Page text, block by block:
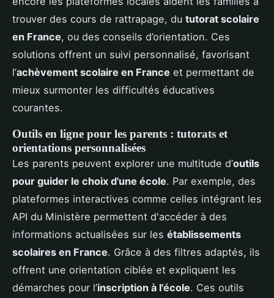
trouver des cours de rattrapage, du tutorat scolaire
en France, ou des conseils d’orientation. Ces
solutions offrent un suivi personnalisé, favorisant
l’achèvement scolaire en France et permettant de
mieux surmonter les difficultés éducatives
courantes.
Outils en ligne pour les parents : tutorats et
orientations personnalisées
Les parents peuvent explorer une multitude d’outils
pour guider le choix d'une école. Par exemple, des
plateformes interactives comme celles intégrant les
API du Ministère permettent d'accéder à des
informations actualisées sur les établissements
scolaires en France. Grâce à des filtres adaptés, ils
offrent une orientation ciblée et expliquent les
démarches pour l’inscription à l'école. Ces outils